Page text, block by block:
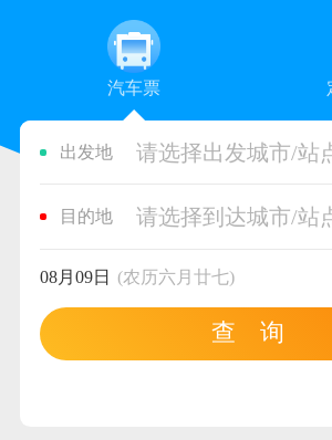
汽车票
出发地 请选择出发城市/站
目的地 请选择到达城市/站
08月09日 (农历六月廿七)
查 询